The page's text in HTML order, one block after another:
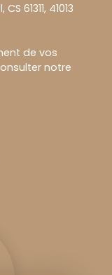
61311, 41013
de vos
notre